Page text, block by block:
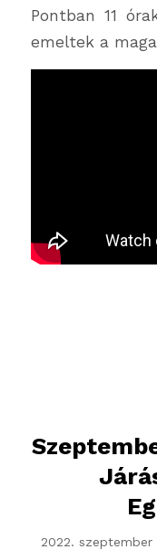
Pontban 11
emeltek a
2022. szeptember